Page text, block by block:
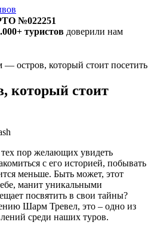
№022251
туристов доверили нам
— остров, который стоит посетить
который стоит
пор желающих увидеть
с его историей, побывать
меньше. Быть может, этот
манит уникальными
посвятить в свои тайны?
Шарм Тревел, это – одно из
среди наших туров.